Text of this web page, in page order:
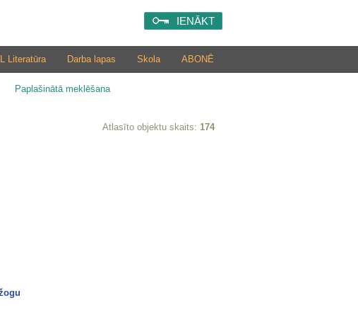
IENĀKT
ABONĒ
Skola
Darba lapas
Literatūra
Paplašinātā meklēšana
Atlasīto objektu skaits: 174